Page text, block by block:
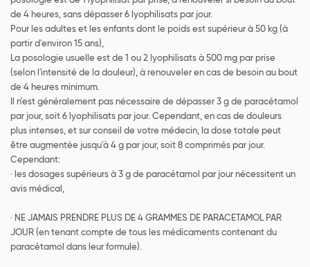
de 4 heures, sans dépasser 6 lyophilisats par jour.
Pour les adultes et les enfants dont le poids est supérieur à 50 kg (à
partir d'environ 15 ans),
La posologie usuelle est de 1 ou 2 lyophilisats à 500 mg par prise
(selon l'intensité de la douleur), à renouveler en cas de besoin au bout
de 4 heures minimum.
Il n'est généralement pas nécessaire de dépasser 3 g de paracétamol
par jour, soit 6 lyophilisats par jour. Cependant, en cas de douleurs
plus intenses, et sur conseil de votre médecin, la dose totale peut
être augmentée jusqu'à 4 g par jour, soit 8 comprimés par jour.
Cependant:
· les dosages supérieurs à 3 g de paracétamol par jour nécessitent un
avis médical,
· NE JAMAIS PRENDRE PLUS DE 4 GRAMMES DE PARACETAMOL PAR
JOUR (en tenant compte de tous les médicaments contenant du
paracétamol dans leur formule).